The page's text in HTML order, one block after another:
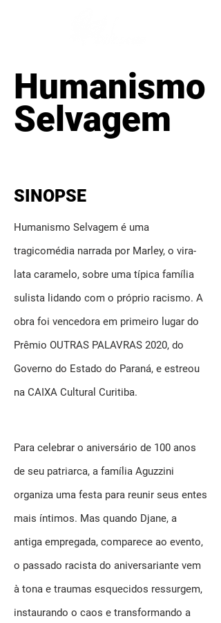
Humanismo
Selvagem
SINOPSE
Humanismo Selvagem é uma
tragicomédia narrada por Marley, o vira-
lata caramelo, sobre uma típica família
sulista lidando com o próprio racismo. A
obra foi vencedora em primeiro lugar do
Prêmio OUTRAS PALAVRAS 2020, do
Governo do Estado do Paraná, e estreou
na CAIXA Cultural Curitiba.
Para celebrar o aniversário de 100 anos
de seu patriarca, a família Aguzzini
organiza uma festa para reunir seus entes
mais íntimos. Mas quando Djane, a
antiga empregada, comparece ao evento,
o passado racista do aniversariante vem
à tona e traumas esquecidos ressurgem,
instaurando o caos e transformando a